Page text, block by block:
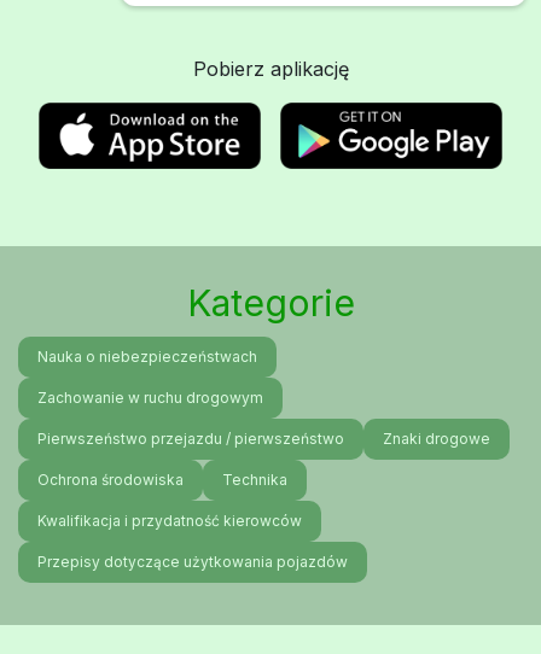
Pobierz aplikację
Kategorie
Nauka o niebezpieczeństwach
Zachowanie w ruchu drogowym
Pierwszeństwo przejazdu / pierwszeństwo Znaki drogowe
Ochrona środowiska Technika
Kwalifikacja i przydatność kierowców
Przepisy dotyczące użytkowania pojazdów